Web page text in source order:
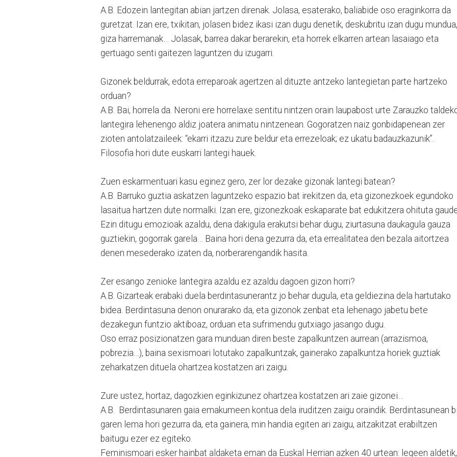
A.B. Edozein lantegitan abian jartzen direnak. Jolasa, esaterako, baliabide oso eraginkorra da
guretzat. Izan ere, txikitan, jolasen bidez ikasi izan dugu denetik, deskubritu izan dugu mundua,
giza harremanak… Jolasak, barrea dakar berarekin, eta horrek elkarren artean lasaiago eta
gertuago senti gaitezen laguntzen du izugarri.
Gizonek beldurrak, edota erreparoak agertzen al dituzte antzeko lantegietan parte hartzeko
orduan?
A.B. Bai, horrela da. Neroni ere horrelaxe sentitu nintzen orain laupabost urte Zarauzko
lantegira lehenengo aldiz joatera animatu nintzenean. Gogoratzen naiz gonbidapenean zer
zioten antolatzaileek: “ekarri itzazu zure beldur eta errezeloak; ez ukatu badauzkazunik”.
Filosofia hori dute euskarri lantegi hauek.
Zuen eskarmentuari kasu eginez gero, zer lor dezake gizonak lantegi batean?
A.B. Barruko guztia askatzen laguntzeko espazio bat irekitzen da, eta gizonezkoek egundoko
lasaitua hartzen dute normalki. Izan ere, gizonezkoak eskaparate bat edukitzera ohituta
Ezin ditugu emozioak azaldu, dena dakigula erakutsi behar dugu, ziurtasuna daukagula gauza
guztiekin, gogorrak garela… Baina hori dena gezurra da, eta errealitatea den bezala aitortzea
denen mesederako izaten da, norberarengandik hasita.
Zer esango zenioke lantegira azaldu ez azaldu dagoen gizon horri?
A.B. Gizarteak erabaki duela berdintasunerantz jo behar dugula, eta geldiezina dela hartutako
bidea. Berdintasuna denon onurarako da, eta gizonok zenbat eta lehenago jabetu bete
dezakegun funtzio aktiboaz, orduan eta sufrimendu gutxiago jasango dugu.
Oso erraz posizionatzen gara munduan diren beste zapalkuntzen aurrean (arrazismoa,
pobrezia…), baina sexismoari lotutako zapalkuntzak, gainerako zapalkuntza horiek guztiak
zeharkatzen dituela ohartzea kostatzen ari zaigu.
Zure ustez, hortaz, dagozkien eginkizunez ohartzea kostatzen ari zaie gizonei…
A.B. Berdintasunaren gaia emakumeen kontua dela iruditzen zaigu oraindik. Berdintasunean
garen lema hori gezurra da, eta gainera, min handia egiten ari zaigu, aitzakitzat erabiltzen
baitugu ezer ez egiteko.
Feminismoari esker hainbat aldaketa eman da Euskal Herrian azken 40 urtean: legeen aldetik,